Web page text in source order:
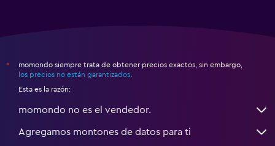
*
momondo siempre trata de obtener precios exactos, sin embargo,
los precios no están garantizados
Esta es la razón:
momondo no es el vendedor.
Agregamos montones de datos para ti